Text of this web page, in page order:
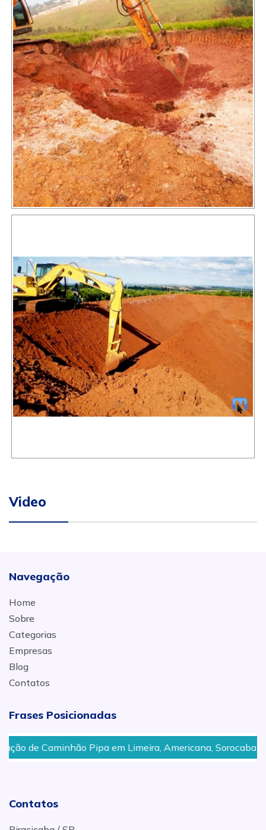
Video
Navegação
Home
Sobre
Categorias
Empresas
Blog
Contatos
Frases Posicionadas
Caminhão Pipa em Limeira, Americana, Sorocaba
Contatos